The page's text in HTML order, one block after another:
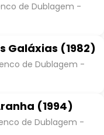
de Dublagem -
Galáxias (1982)
de Dublagem -
(1994)
de Dublagem -